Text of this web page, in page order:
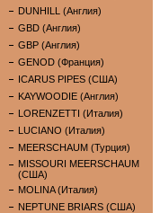
DUNHILL (Англия)
GBD (Англия)
GBP (Англия)
GENOD (Франция)
ICARUS PIPES (США)
KAYWOODIE (Англия)
LORENZETTI (Италия)
LUCIANO (Италия)
MEERSCHAUM (Турция)
MISSOURI MEERSCHAUM
(США)
MOLINA (Италия)
NEPTUNE BRIARS (США)